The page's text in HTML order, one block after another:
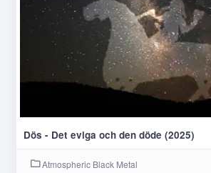
Dös - Det eviga och den döde (2025)
Atmospheric Black Metal